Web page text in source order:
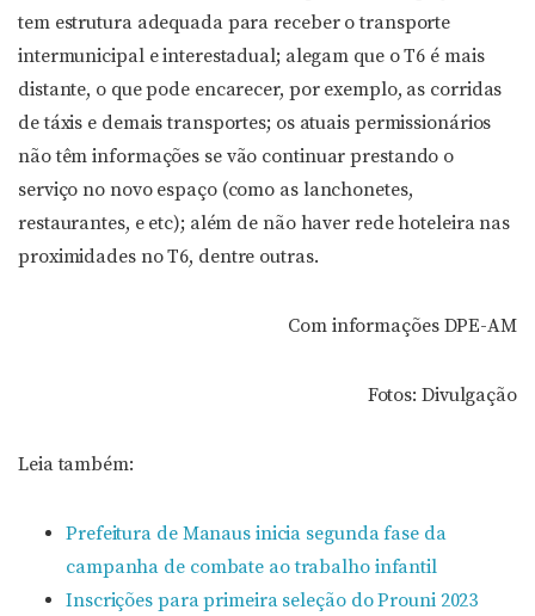
tem estrutura adequada para receber o transporte
intermunicipal e interestadual; alegam que o T6 é mais
distante, o que pode encarecer, por exemplo, as corridas
de táxis e demais transportes; os atuais permissionários
não têm informações se vão continuar prestando o
serviço no novo espaço (como as lanchonetes,
restaurantes, e etc); além de não haver rede hoteleira nas
proximidades no T6, dentre outras.
Com informações DPE-AM
Fotos: Divulgação
Leia também:
Prefeitura de Manaus inicia segunda fase da
campanha de combate ao trabalho infantil
Inscrições para primeira seleção do Prouni 2023